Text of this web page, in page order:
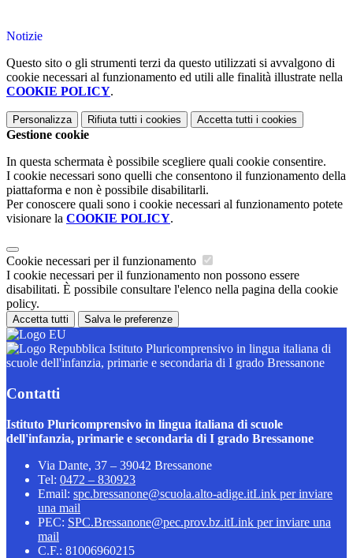
Notizie
Questo sito o gli strumenti terzi da questo utilizzati si avvalgono di
cookie necessari al funzionamento ed utili alle finalità illustrate nella
COOKIE POLICY.
Personalizza Rifiuta tutti i cookies Accetta tutti i cookies
Gestione cookie
In questa schermata è possibile scegliere quali cookie consentire.
I cookie necessari sono quelli che consentono il funzionamento della
piattaforma e non è possibile disabilitarli.
Per conoscere quali sono i cookie necessari al funzionamento potete
visionare la COOKIE POLICY.
Cookie necessari per il funzionamento
I cookie necessari per il funzionamento non possono essere
disabilitati. È possibile consultare l'elenco nella pagina della cookie
policy.
Accetta tutti Salva le preferenze
Istituto Pluricomprensivo in lingua italiana di
scuole dell'infanzia, primarie e secondaria di I grado Bressanone
Contatti
Istituto Pluricomprensivo in lingua italiana di scuole
dell'infanzia, primarie e secondaria di I grado Bressanone
Via Dante, 37 – 39042 Bressanone
Tel: 0472 – 830923
Email: spc.bressanone@scuola.alto-adige.itLink per inviare
una mail
PEC: SPC.Bressanone@pec.prov.bz.itLink per inviare una
mail
C.F.: 81006960215